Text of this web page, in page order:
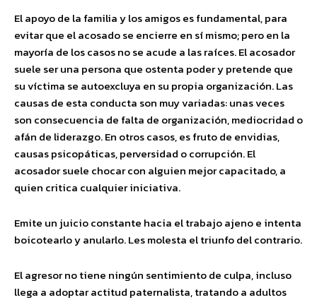
El apoyo de la familia y los amigos es fundamental, para
evitar que el acosado se encierre en sí mismo; pero en la
mayoría de los casos no se acude a las raíces. El acosador
suele ser una persona que ostenta poder y pretende que
su víctima se autoexcluya en su propia organización. Las
causas de esta conducta son muy variadas: unas veces
son consecuencia de falta de organización, mediocridad o
afán de liderazgo. En otros casos, es fruto de envidias,
causas psicopáticas, perversidad o corrupción. El
acosador suele chocar con alguien mejor capacitado, a
quien critica cualquier iniciativa.
Emite un juicio constante hacia el trabajo ajeno e intenta
boicotearlo y anularlo. Les molesta el triunfo del contrario.
El agresor no tiene ningún sentimiento de culpa, incluso
llega a adoptar actitud paternalista, tratando a adultos